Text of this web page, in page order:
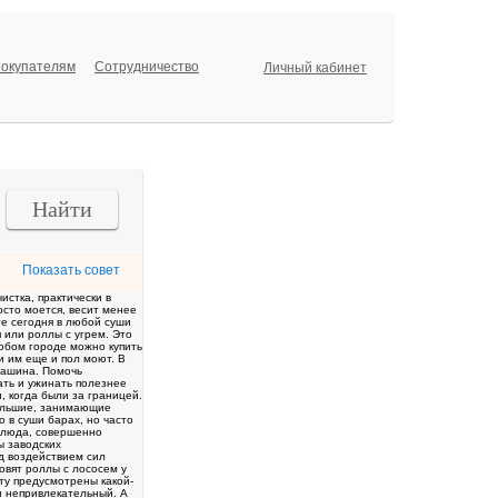
Сотрудничество Личный кабинет
Найти
Показать совет
практически в
моется, весит менее
сегодня в любой суши
или роллы с угрем. Это
городе можно купить
им еще и пол моют. В
Помочь
и ужинать полезнее
когда были за границей.
занимающие
в суши барах, но часто
совершенно
заводских
воздействием сил
роллы с лососем у
предусмотрены какой-
А